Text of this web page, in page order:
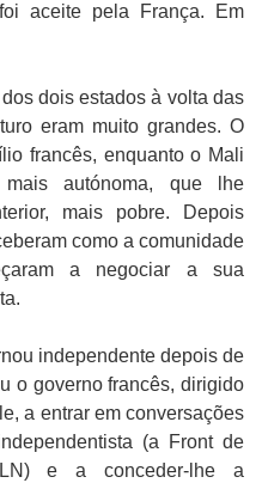
aceite pela França. Em
dois estados à volta das
eram muito grandes. O
francês, enquanto o Mali
autónoma, que lhe
mais pobre. Depois
como a comunidade
a negociar a sua
independente depois de
o governo francês, dirigido
a entrar em conversações
(a Front de
e a conceder-lhe a